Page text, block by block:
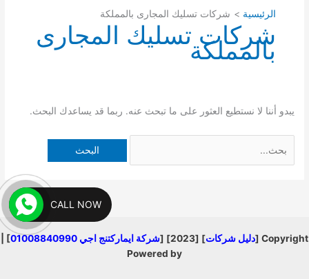
الرئيسية شركات تسليك المجارى بالمملكة
شركات تسليك المجارى
بالمملكة
يبدو أننا لا نستطيع العثور على ما تبحث عنه. ربما قد يساعدك البحث.
عن:
Copyright [ دليل شركات] [2023] [ شركة ايماركتنج اجي 01008840990
] |
Powered by
CALL NOW